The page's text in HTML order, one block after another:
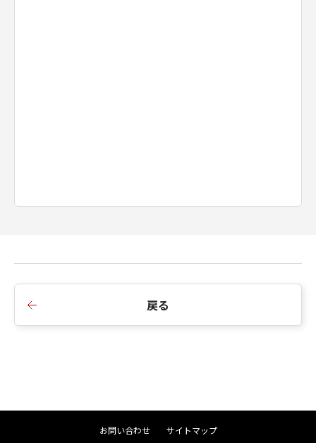
戻る
お問い合わせ
サイトマップ